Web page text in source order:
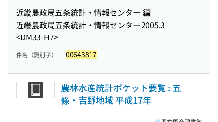
近畿農政局五条統計・情報センター 編
近畿農政局五条統計・情報センター2005.3
<DM33-H7>
件名（識別子） 00643817
農林水産統計ポケット要覧 : 五
條・吉野地域 平成17年